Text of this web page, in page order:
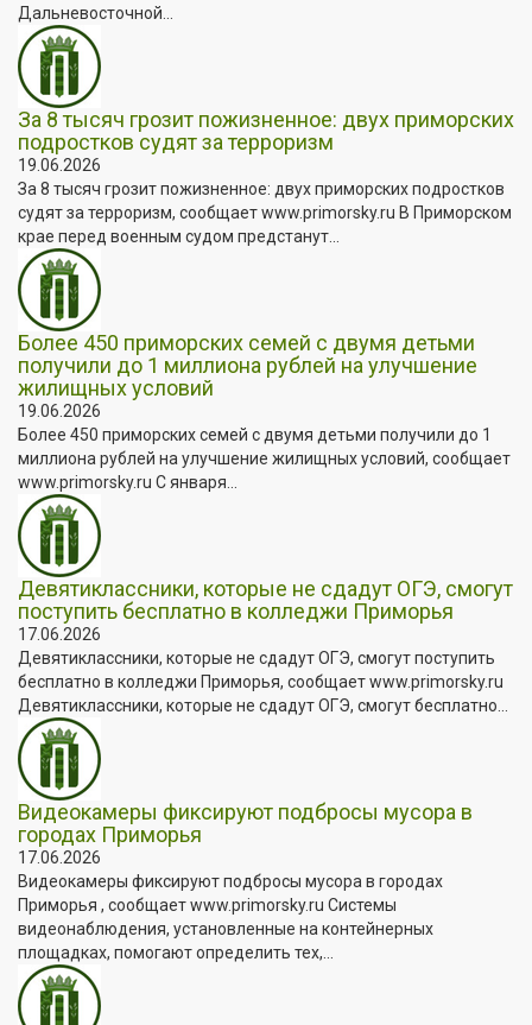
Дальневосточной...
За 8 тысяч грозит пожизненное: двух приморских
подростков судят за терроризм
19.06.2026
За 8 тысяч грозит пожизненное: двух приморских подростков
судят за терроризм, сообщает www.primorsky.ru В Приморском
крае перед военным судом предстанут...
Более 450 приморских семей с двумя детьми
получили до 1 миллиона рублей на улучшение
жилищных условий
19.06.2026
Более 450 приморских семей с двумя детьми получили до 1
миллиона рублей на улучшение жилищных условий, сообщает
www.primorsky.ru С января...
Девятиклассники, которые не сдадут ОГЭ, смогут
поступить бесплатно в колледжи Приморья
17.06.2026
Девятиклассники, которые не сдадут ОГЭ, смогут поступить
бесплатно в колледжи Приморья, сообщает www.primorsky.ru
Девятиклассники, которые не сдадут ОГЭ, смогут бесплатно...
Видеокамеры фиксируют подбросы мусора в
городах Приморья
17.06.2026
Видеокамеры фиксируют подбросы мусора в городах
Приморья , сообщает www.primorsky.ru Системы
видеонаблюдения, установленные на контейнерных
площадках, помогают определить тех,...